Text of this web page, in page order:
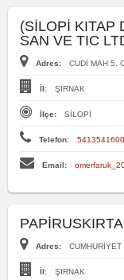
(SİLOPİ KITAP
SAN VE TIC
Adres: CUDİ MAH 5.
İl: ŞIRNAK
İlçe: SİLOPİ
Telefon: 5413541600
Email:
Adres:
İl: ŞIRNAK